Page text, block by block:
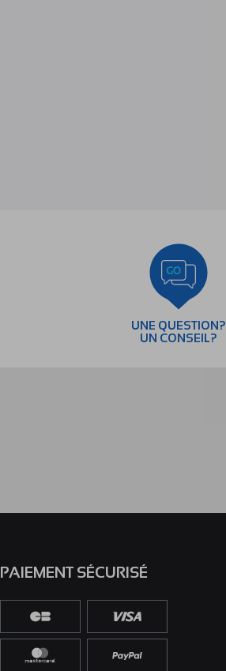
UNE QUESTION?
UN CONSEIL?
PAIEMENT SÉCURISÉ